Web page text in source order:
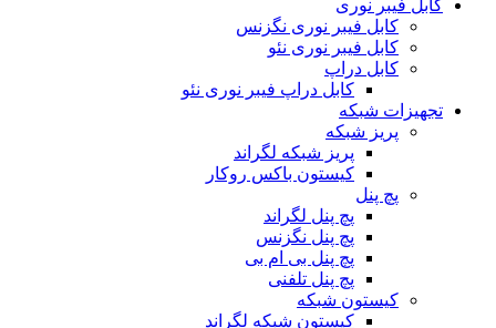
کابل فیبر نوری
کابل فیبر نوری نگزنس
کابل فیبر نوری نئو
کابل دراپ
کابل دراپ فیبر نوری نئو
تجهیزات شبکه
پریز شبکه
پریز شبکه لگراند
کیستون باکس روکار
پچ پنل
پچ پنل لگراند
پچ پنل نگزنس
پچ پنل بی ام بی
پچ پنل تلفنی
کیستون شبکه
کیستون شبکه لگراند